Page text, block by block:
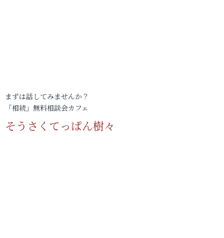
まずは話してみませんか？
「相続」無料相談会カフェ
そうさくてっぱん樹々